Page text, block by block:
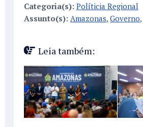
Categoria(s): Políticia Regional
Assunto(s): Amazonas, Governo,
Leia também: